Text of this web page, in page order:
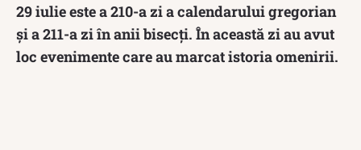
29 iulie este a 210-a zi a calendarului gregorian
și a 211-a zi în anii bisecți. În această zi au avut
loc evenimente care au marcat istoria omenirii.